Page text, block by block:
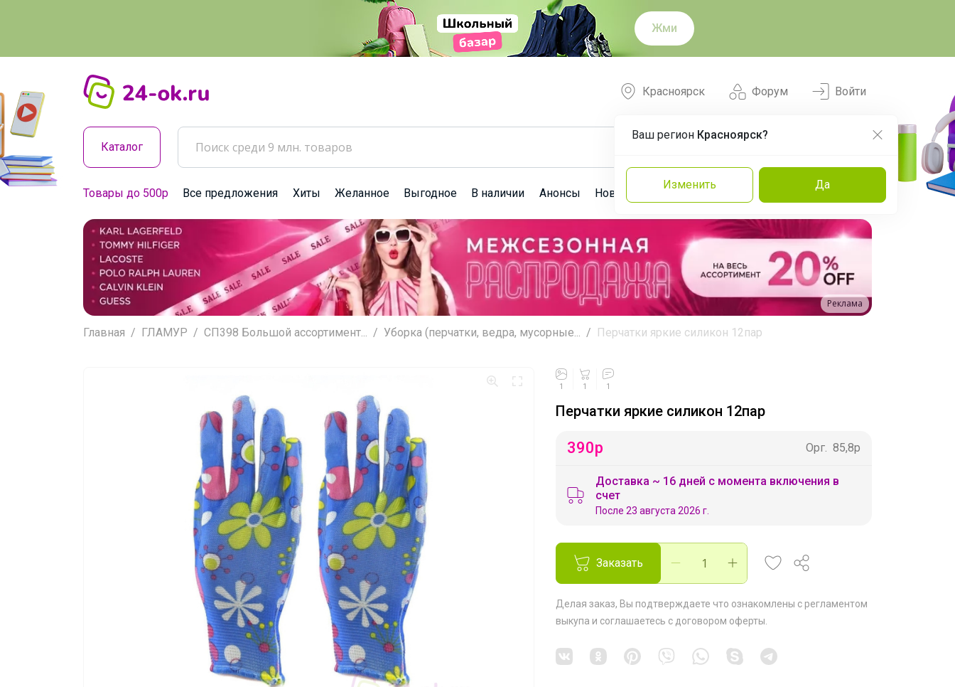
Жми
Форум
Красноярск
Ваш регион Красноярск?
Изменить Да
Войти
Каталог
Товары до 500р Все предложения Хиты Желанное Выгодное В наличии Анонсы Новости Команда Эксперты
Реклама
Главная ГЛАМУР СП398 Большой ассортимент... Уборка (перчатки, ведра, мусорные... Перчатки яркие силикон 12пар
1 1 1
Перчатки яркие силикон 12пар
390р Орг. 85,8р
Доставка ~ 16 дней с момента включения в
счет
После 23 августа 2026 г.
Заказать
Делая заказ, Вы подтверждаете что ознакомлены с регламентом
выкупа и соглашаетесь с договором оферты